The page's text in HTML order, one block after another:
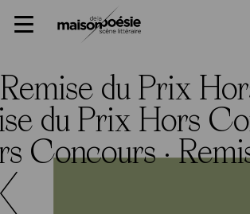
Panneau de gestion des cookies
to
littéraire
Primary
Remise du Prix
du Prix Hors
Concours ·